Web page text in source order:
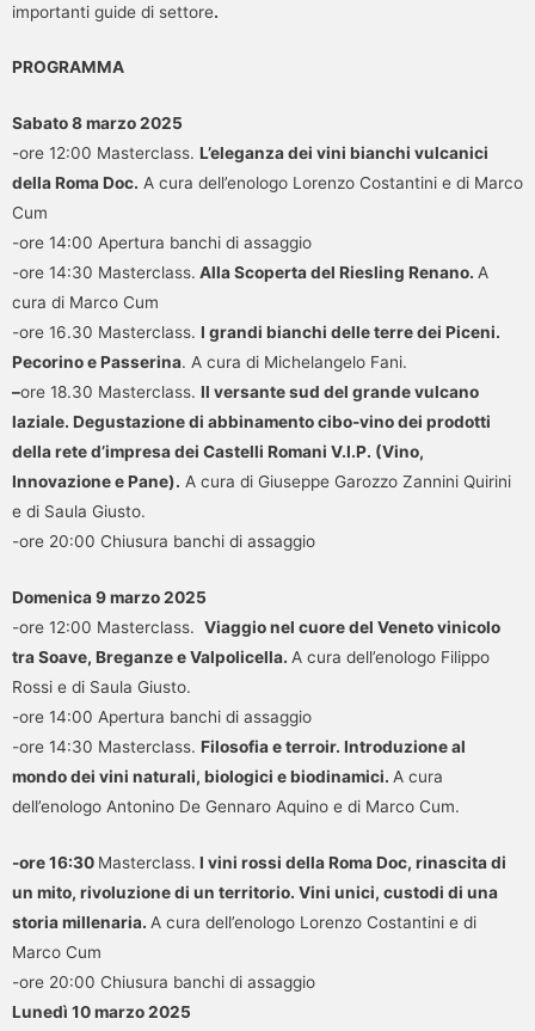
importanti guide di settore.
PROGRAMMA
Sabato 8 marzo 2025
-ore 12:00 Masterclass. L’eleganza dei vini bianchi vulcanici
della Roma Doc. A cura dell’enologo Lorenzo Costantini e di Marco
Cum
-ore 14:00 Apertura banchi di assaggio
-ore 14:30 Masterclass. Alla Scoperta del Riesling Renano. A
cura di Marco Cum
-ore 16.30 Masterclass. I grandi bianchi delle terre dei Piceni.
Pecorino e Passerina. A cura di Michelangelo Fani.
–ore 18.30 Masterclass. Il versante sud del grande vulcano
laziale. Degustazione di abbinamento cibo-vino dei prodotti
della rete d’impresa dei Castelli Romani V.I.P. (Vino,
Innovazione e Pane). A cura di Giuseppe Garozzo Zannini Quirini
e di Saula Giusto.
-ore 20:00 Chiusura banchi di assaggio
Domenica 9 marzo 2025
-ore 12:00 Masterclass. Viaggio nel cuore del Veneto vinicolo
tra Soave, Breganze e Valpolicella. A cura dell’enologo Filippo
Rossi e di Saula Giusto.
-ore 14:00 Apertura banchi di assaggio
-ore 14:30 Masterclass. Filosofia e terroir. Introduzione al
mondo dei vini naturali, biologici e biodinamici. A cura
dell’enologo Antonino De Gennaro Aquino e di Marco Cum.
-ore 16:30 Masterclass. I vini rossi della Roma Doc, rinascita di
un mito, rivoluzione di un territorio. Vini unici, custodi di una
storia millenaria. A cura dell’enologo Lorenzo Costantini e di
Marco Cum
-ore 20:00 Chiusura banchi di assaggio
Lunedì 10 marzo 2025